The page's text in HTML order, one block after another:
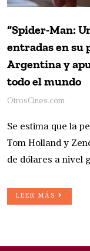
“Spider-Man:
entradas en su
Argentina y
todo el mundo
OtrosCines.com
Se estima que la
Tom Holland y
de dólares a nivel
LEER MÁS